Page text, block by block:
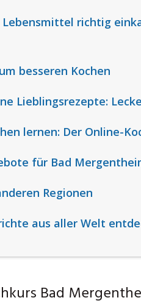
richtig
besseren Kochen
Lieblingsrezepte:
lernen: Der Online-
für Bad
Regionen
aus aller Welt
Bad